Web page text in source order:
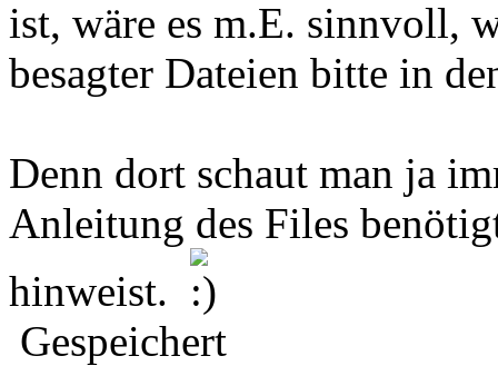
ist, wäre es m.E. sinnvoll,
besagter Dateien bitte in
Denn dort schaut man ja
Anleitung des Files
hinweist.
Gespeichert